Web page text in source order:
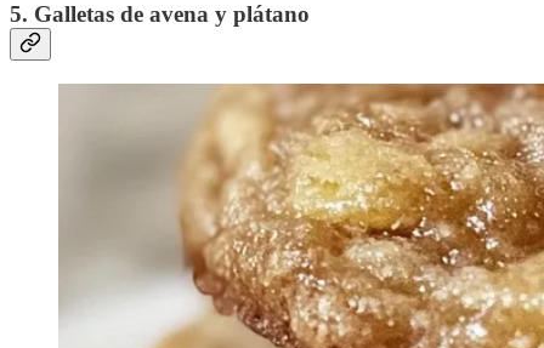
5. Galletas de avena y plátano